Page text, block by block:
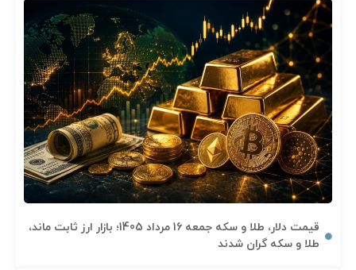
قیمت دلار، طلا و سکه جمعه 16 مرداد 1405؛ بازار ارز ثابت ماند،
طلا و سکه گران شدند